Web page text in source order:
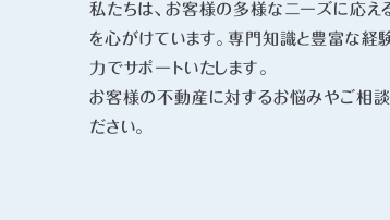
私たちは、お客様の多様なニーズに応え
を心がけています。専門知識と豊富な
力でサポートいたします。
お客様の不動産に対するお悩みやご相
ださい。